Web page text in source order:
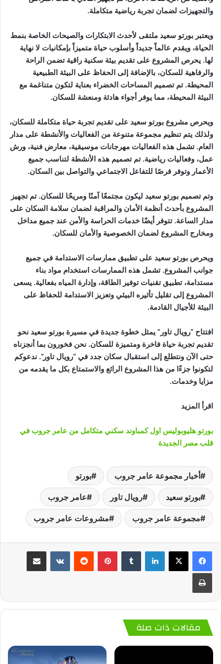
والتجهيزات لضمان تجربة رياضية متكاملة.
ويعتبر بورتو سعيد ملتقى لأحدث الابتكارات والصيحات الخاصة بنمط
الحياة، ويقدم عالماً جديداً وأسلوب حياة متميزاً بإمكانيات لا نهاية
لها. يحرص المشروع على تقديم بيئة سكنية راقية تضمن الراحة
والرفاهية للسكان، بالإضافة إلى الحفاظ على البيئة الطبيعية
المحيطة. تم تصميم المساحات الخضراء بعناية لتكون متناغمة مع
البيئة المحيطة، مما يوفر أجواء هادئة ومنعشة للسكان.
ويحرص مشروع بورتو سعيد على تقديم تجربة حياة متكاملة للسكان،
ولذلك يتم تنظيم مجموعة متنوعة من الفعاليات والأنشطة على مدار
العام. تشمل هذه الفعاليات مهرجانات موسيقية، معارض فنية، ورش
عمل، وفعاليات رياضية. تم تصميم هذه الأنشطة لتناسب جميع
الأعمار وتوفر فرصًا للتفاعل الاجتماعي والتواصل بين السكان.
وتم تصميم بورتو سعيد ليكون مجتمعًا آمنًا ومريحًا للسكان. تم تجهيز
المشروع بأحدث أنظمة الأمان والمراقبة لضمان سلامة السكان على
مدار الساعة. تتوفر أيضًا خدمات الحراسة والأمن عند جميع مداخل
ومخارج المشروع لضمان الخصوصية والأمان للسكان.
ويحرص بورتو سعيد على تطبيق ممارسات الاستدامة في جميع
جوانب المشروع. تشمل هذه الممارسات استخدام مواد بناء
مستدامة، تطبيق تقنيات توفير الطاقة، وإدارة المياه بفعالية. يسعى
المشروع إلى تقليل تأثيره البيئي وتعزيز الاستدامة للحفاظ على
البيئة للأجيال القادمة.
افتتاح “رويال تاور” يمثل خطوة جديدة في مسيرة بورتو سعيد نحو
تقديم تجربة حياة فاخرة ومتميزة للسكان. نحن فخورون بما أنجزناه
حتى الآن ونتطلع إلى استقبال سكان جدد في “رويال تاور”. ندعوكم
لتكونوا جزءًا من هذا المشروع الرائع والاستمتاع بكل ما يقدمه من
مزايا وخدمات.
اقرأ المزيد
بورتو هليوبوليس اول كمباوند سكني متكامل من عامر جروب في
قلب مصر الجديدة
أخبار مجموعة عامر جروب بورتو
بورتو سعيد رويال تاور عامر جروب
مجموعة عامر جروب مشروعات عامر جروب
لينكدإن بينتيريست
مقالات ذات صلة